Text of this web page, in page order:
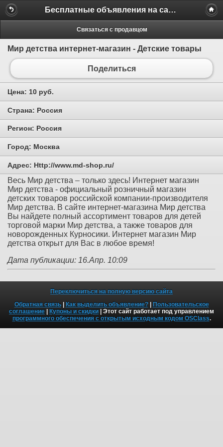
Бесплатные объявления на сайте MILAMO.ru
Связаться с продавцом
Мир детства интернет-магазин - Детские товары
Поделиться
Цена: 10 руб.
Страна: Россия
Регион: Россия
Город: Москва
Адрес: Http://www.md-shop.ru/
Весь Мир детства – только здесь! Интернет магазин
Мир детства - официальный розничный магазин
детских товаров российской компании-производителя
Мир детства. В сайте интернет-магазина Мир детства
Вы найдете полный ассортимент товаров для детей
торговой марки Мир детства, а также товаров для
новорожденных Курносики. Интернет магазин Мир
детства открыт для Вас в любое время!
Дата публикации: 16.Апр. 10:09
Переключиться на полную версию сайта
Обратная связь| Как выделить объявление?|
Пользовательское
соглашение
Купоны и скидки | Этот сайт работает под управлением
программного обеспечения с открытым исходным кодом OSClass.